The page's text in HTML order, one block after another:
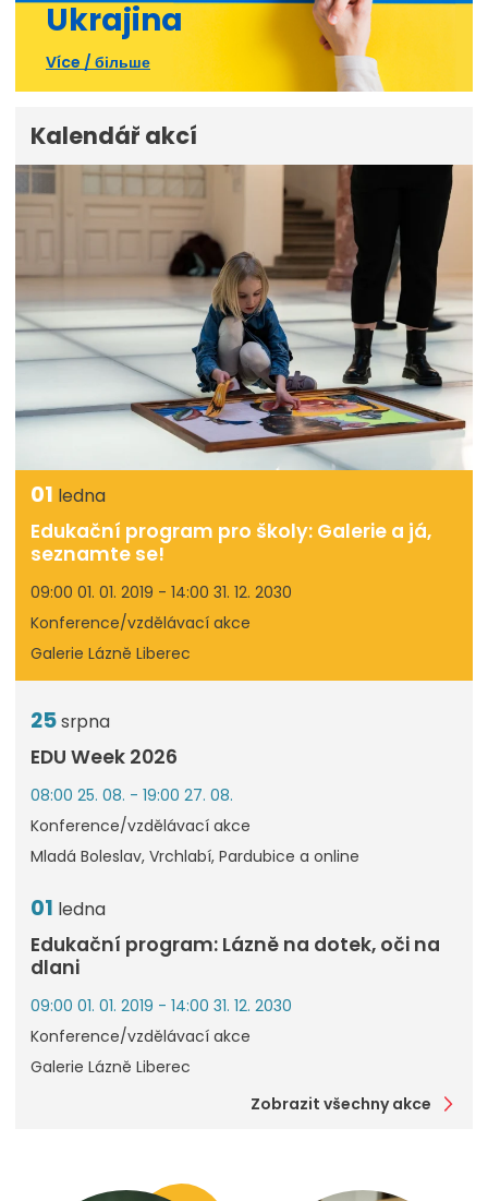
Ukrajina
Více / більше
Kalendář akcí
01 ledna
Edukační program pro školy: Galerie a já,
seznamte se!
09:00 01. 01. 2019 - 14:00 31. 12. 2030
Konference/vzdělávací akce
Galerie Lázně Liberec
25srpna
EDU Week 2026
08:00 25. 08. - 19:00 27. 08.
Konference/vzdělávací akce
Mladá Boleslav, Vrchlabí, Pardubice a online
01 ledna
Edukační program: Lázně na dotek, oči na
dlani
09:00 01. 01. 2019 - 14:00 31. 12. 2030
Konference/vzdělávací akce
Galerie Lázně Liberec
Zobrazit všechny akce